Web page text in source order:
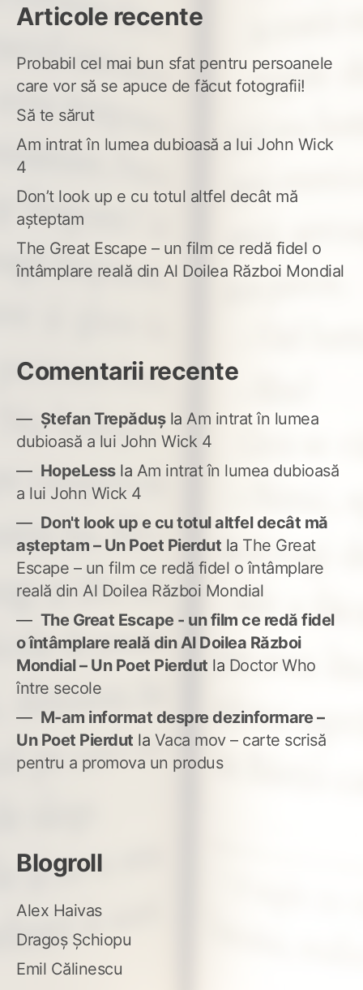
Articole recente
Probabil cel mai bun sfat pentru persoanele
care vor să se apuce de făcut fotografii!
Să te sărut
Am intrat în lumea dubioasă a lui John Wick
4
Don’t look up e cu totul altfel decât mă
așteptam
The Great Escape – un film ce redă fidel o
întâmplare reală din Al Doilea Război Mondial
Comentarii recente
Ștefan Trepădușla Am intrat în lumea
dubioasă a lui John Wick 4
HopeLessla Am intrat în lumea dubioasă
a lui John Wick 4
Don't look up e cu totul altfel decât mă
așteptam – Un Poet Pierdut la The Great
Escape – un film ce redă fidel o întâmplare
reală din Al Doilea Război Mondial
The Great Escape - un film ce redă fidel
o întâmplare reală din Al Doilea Război
Mondial – Un Poet Pierdut la Doctor Who
între secole
M-am informat despre dezinformare –
Un Poet Pierdut la Vaca mov – carte scrisă
pentru a promova un produs
Blogroll
Alex Haivas
Dragoș Șchiopu
Emil Călinescu